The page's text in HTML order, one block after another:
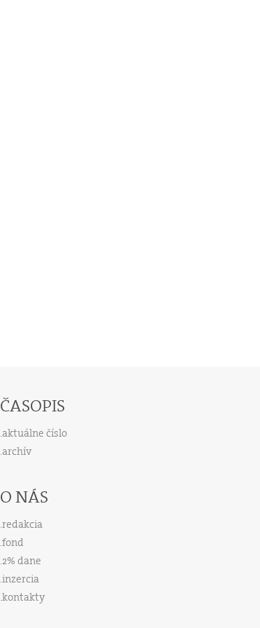
ČASOPIS
aktuálne číslo
archív
O NÁS
redakcia
fond
2% dane
inzercia
kontakty